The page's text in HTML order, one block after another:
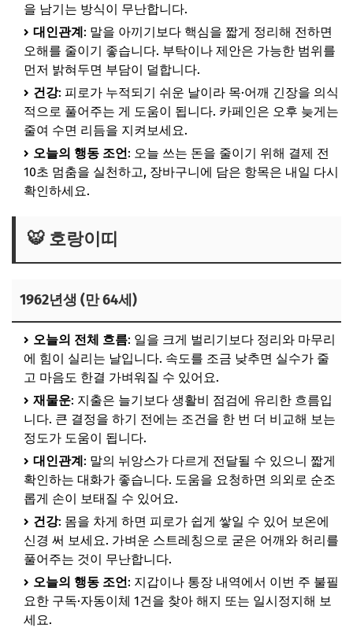
을 남기는 방식이 무난합니다.
대인관계: 말을 아끼기보다 핵심을 짧게 정리해 전하면
오해를 줄이기 좋습니다. 부탁이나 제안은 가능한 범위를
먼저 밝혀두면 부담이 덜합니다.
건강: 피로가 누적되기 쉬운 날이라 목·어깨 긴장을 의식
적으로 풀어주는 게 도움이 됩니다. 카페인은 오후 늦게는
줄여 수면 리듬을 지켜보세요.
오늘의 행동 조언: 오늘 쓰는 돈을 줄이기 위해 결제 전
10초 멈춤을 실천하고, 장바구니에 담은 항목은 내일 다시
확인하세요.
🐯 호랑이띠
1962년생 (만 64세)
오늘의 전체 흐름: 일을 크게 벌리기보다 정리와 마무리
에 힘이 실리는 날입니다. 속도를 조금 낮추면 실수가 줄
고 마음도 한결 가벼워질 수 있어요.
재물운: 지출은 늘기보다 생활비 점검에 유리한 흐름입
니다. 큰 결정을 하기 전에는 조건을 한 번 더 비교해 보는
정도가 도움이 됩니다.
대인관계: 말의 뉘앙스가 다르게 전달될 수 있으니 짧게
확인하는 대화가 좋습니다. 도움을 요청하면 의외로 순조
롭게 손이 보태질 수 있어요.
건강: 몸을 차게 하면 피로가 쉽게 쌓일 수 있어 보온에
신경 써 보세요. 가벼운 스트레칭으로 굳은 어깨와 허리를
풀어주는 것이 무난합니다.
오늘의 행동 조언: 지갑이나 통장 내역에서 이번 주 불필
요한 구독·자동이체 1건을 찾아 해지 또는 일시정지해 보
세요.